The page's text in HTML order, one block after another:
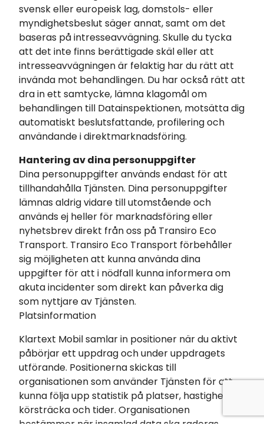
svensk eller europeisk lag, domstols- eller
myndighetsbeslut säger annat, samt om det
baseras på intresseavvägning. Skulle du tycka
att det inte finns berättigade skäl eller att
intresseavvägningen är felaktig har du rätt att
invända mot behandlingen. Du har också rätt att
dra in ett samtycke, lämna klagomål om
behandlingen till Datainspektionen, motsätta dig
automatiskt beslutsfattande, profilering och
användande i direktmarknadsföring.
Hantering av dina personuppgifter
Dina personuppgifter används endast för att
tillhandahålla Tjänsten. Dina personuppgifter
lämnas aldrig vidare till utomstående och
används ej heller för marknadsföring eller
nyhetsbrev direkt från oss på Transiro Eco
Transport. Transiro Eco Transport förbehåller
sig möjligheten att kunna använda dina
uppgifter för att i nödfall kunna informera om
akuta incidenter som direkt kan påverka dig
som nyttjare av Tjänsten.
Platsinformation
Klartext Mobil samlar in positioner när du aktivt
påbörjar ett uppdrag och under uppdragets
utförande. Positionerna skickas till
organisationen som använder Tjänsten för att
kunna följa upp statistik på platser, hastighet,
körsträcka och tider. Organisationen
bestämmer när insamlad data ska raderas.